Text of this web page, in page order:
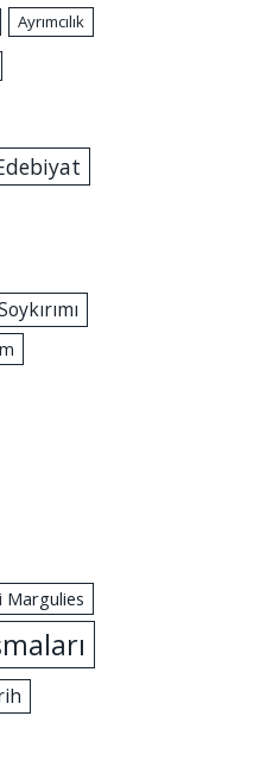
Ayrımcılık
Margulies